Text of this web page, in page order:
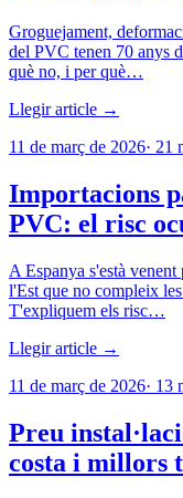
Groguejament,
del PVC tenen 70 anys
què no, i per què…
Llegir article →
11 de març de 2026· 21
Importacions
PVC: el risc
A Espanya s'està
l'Est que no compleix
T'expliquem els risc…
Llegir article →
11 de març de 2026· 13
Preu
costa i millors